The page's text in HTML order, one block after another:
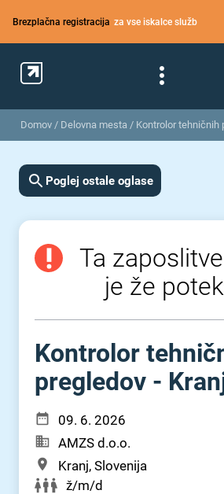
Brezplačna registracija za vse iskalce služb
Domov / Delovna mesta / Kontrolor tehničnih
Poglej ostale oglase
Ta
je že
Kontrolor
pregledov -
09. 6. 2026
AMZS d.o.o.
Kranj, Slovenija
ž/m/d